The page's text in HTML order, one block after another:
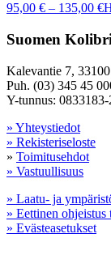
95,00 € – 135,00 €
Suomen
Kalevantie 7,
Puh. (03) 345 45
Y-tunnus: 0833183-
» Yhteystiedot
» Rekisteriseloste
» Toimitusehdot
» Vastuullisuus
» Laatu- ja
» Eettinen
» Evästeasetukset